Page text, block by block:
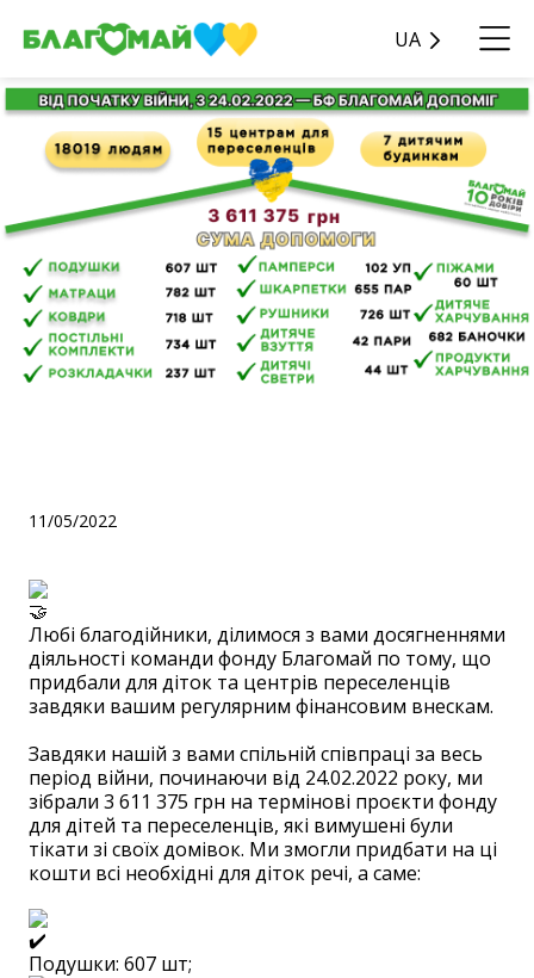
UA
11/05/2022
Любі благодійники, ділимося з вами досягненнями
діяльності команди фонду Благомай по тому, що
придбали для діток та центрів переселенців
завдяки вашим регулярним фінансовим внескам.
Завдяки нашій з вами спільній співпраці за весь
період війни, починаючи від 24.02.2022 року, ми
зібрали 3 611 375 грн на термінові проєкти фонду
для дітей та переселенців, які вимушені були
тікати зі своїх домівок. Ми змогли придбати на ці
кошти всі необхідні для діток речі, а саме:
Подушки: 607 шт;